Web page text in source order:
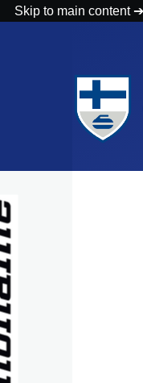
Skip to main content